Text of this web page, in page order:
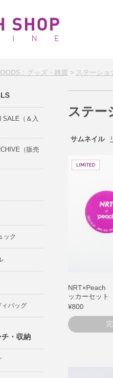
：グッズ・雑貨 > ステーショ
SALE（＆入
（販売
ック
ィバッグ
・収納
ステー
サムネイル
NRT×Peach
ッカーセット
¥800